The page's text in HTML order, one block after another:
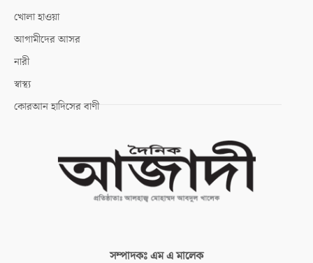
খোলা হাওয়া
আগামীদের আসর
নারী
স্বাস্থ্য
কোরআন হাদিসের বাণী
সম্পাদকঃএম এ মালেক